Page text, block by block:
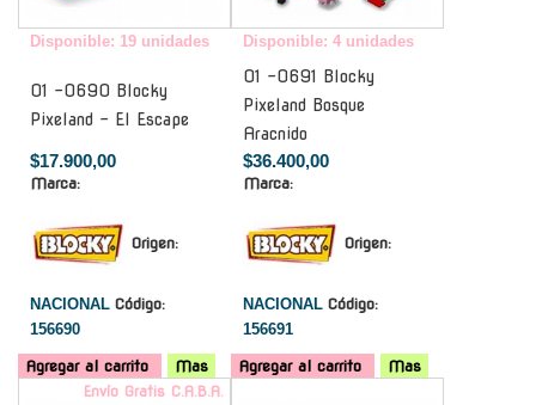
Disponible: 19 unidades
01 -0690 Blocky
Pixeland - El Escape
$17.900,00
Marca:
Origen:
NACIONAL Código:
156690
Agregar al carrito Mas
Disponible: 4 unidades
01 -0691 Blocky
Pixeland Bosque
Aracnido
$36.400,00
Marca:
Origen:
NACIONAL Código:
156691
Agregar al carrito
Mas
Envío Gratis C.A.B.A.